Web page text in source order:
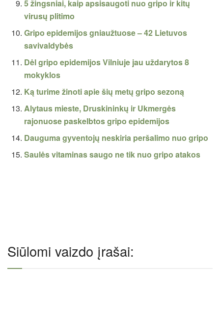
5 žingsniai, kaip apsisaugoti nuo gripo ir kitų
virusų plitimo
Gripo epidemijos gniaužtuose – 42 Lietuvos
savivaldybės
Dėl gripo epidemijos Vilniuje jau uždarytos 8
mokyklos
Ką turime žinoti apie šių metų gripo sezoną
Alytaus mieste, Druskininkų ir Ukmergės
rajonuose paskelbtos gripo epidemijos
Dauguma gyventojų neskiria peršalimo nuo gripo
Saulės vitaminas saugo ne tik nuo gripo atakos
Siūlomi vaizdo įrašai: